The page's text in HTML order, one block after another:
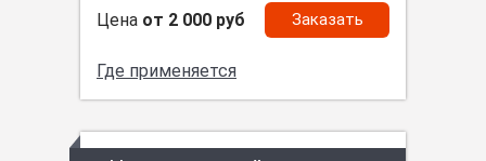
Цена от 2 000 руб Заказать
Где применяется